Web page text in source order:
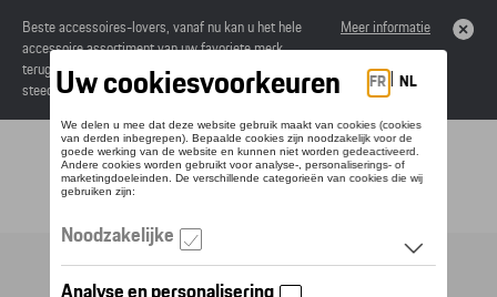
Beste accessoires-lovers, vanaf nu kan u het hele
accessoire assortiment van uw favoriete merk
terugvinden in de online catalogus. Deze kunnen
steeds besteld worden via uw dealer.
Meer informatie
Toggle navigation